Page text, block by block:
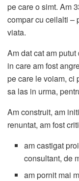
pe care o simt. Am
compar cu ceilalti –
viata.
Am dat cat am
in care am fost
pe care le voiam, ci
sa las in urma,
Am construit, am
renuntat, am fost
am castigat
consultant, de
am pornit mai